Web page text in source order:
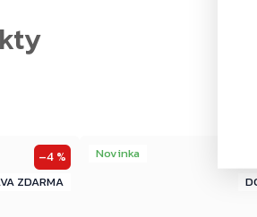
ZDARMA
–4 % Novinka